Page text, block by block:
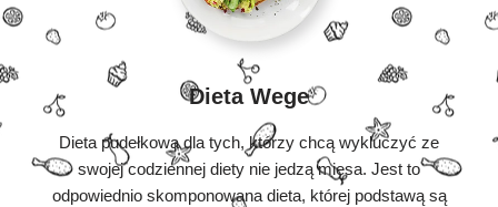
Dieta Wege
Dieta pudełkowa dla tych, którzy chcą wykluczyć ze
swojej codziennej diety nie jedzą mięsa. Jest to
odpowiednio skomponowana dieta, której podstawą są